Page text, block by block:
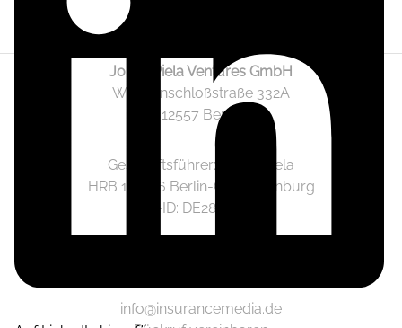
Jonas Piela Ventures GmbH
Wendenschloßstraße 332A
12557 Berlin
Geschäftsführer: Jonas Piela
HRB 141236 Berlin-Charlottenburg
Ust.-ID: DE282633825
info@insurancemedia.de